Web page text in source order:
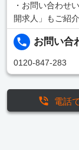
・お問い合わせ
開求人」もご紹介
お問い合
0120-847-283
電話